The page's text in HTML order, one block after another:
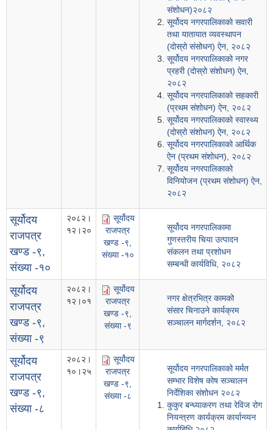
संशोधन)२०८२
सूर्योदय नगरपालिकाको सवारी
तथा यातायात व्यवस्थापन
(दोस्रो संसोधन) ऐन, २०८२
सूर्योदय नगरपालिकाको नगर
प्रहरी (दोस्रो संशोधन) ऐन,
२०८२
सूर्योदय नगरपालिकाको सहकारी
(प्रथम संशोधन) ऐन, २०८२
सूर्योदय नगरपालिकाको स्वास्थ्य
(दोस्रो संशोधन) ऐन, २०८२
सूर्योदय नगरपालिकाको आर्थिक
ऐन (प्रथम संशोधन), २०८२
सूर्योदय नगरपालिकाको
विनियोजन (प्रथम संशोधन) ऐन,
२०८२
सूर्योदय
राजपत्र
खण्ड -९,
संख्या -१०
२०८२।
१२।२०
सूर्योदय
राजपत्र
खण्ड -९,
संख्या -१०
सूर्योदय नगरपालिकामा
गुणस्तरीय चिया उत्पादन
संकलन तथा प्रशोधन
सम्बन्धी कार्यविधि, २०८२
सूर्योदय
राजपत्र
खण्ड -९,
संख्या -९
२०८२।
१२।०१
सूर्योदय
राजपत्र
खण्ड -९,
संख्या -९
नगर क्षेत्रभित्र कामको
संसार चिनाउने कार्यक्रम
सञ्चालन मार्गदर्शन, २०८२
सूर्योदय
राजपत्र
खण्ड -९,
संख्या -८
२०८२।
१०।२५
सूर्योदय
राजपत्र
खण्ड -९,
संख्या -८
सूर्योदय नगरपालिकाको मर्मत
सम्भार विशेष कोष सञ्चालन
निर्देशिका संशोधन २०८२
कुकुर बन्ध्याकरण तथा रेविज रोग
नियन्त्रण कार्यक्रम कार्यान्व्यन